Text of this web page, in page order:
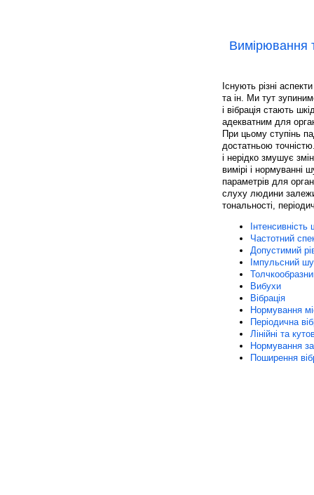
Вимірювання
Існують різні
та ін. Ми тут
і вібрація стають
адекватним для
При цьому ступінь
достатньою
і нерідко змушує
вимірі і нормуванні
параметрів для
слуху людини
тональності,
Частотний
Допустимий
Імпульсний
Вибухи
Вібрація
Нормування
Періодична
Лінійні та
Нормування
Поширення